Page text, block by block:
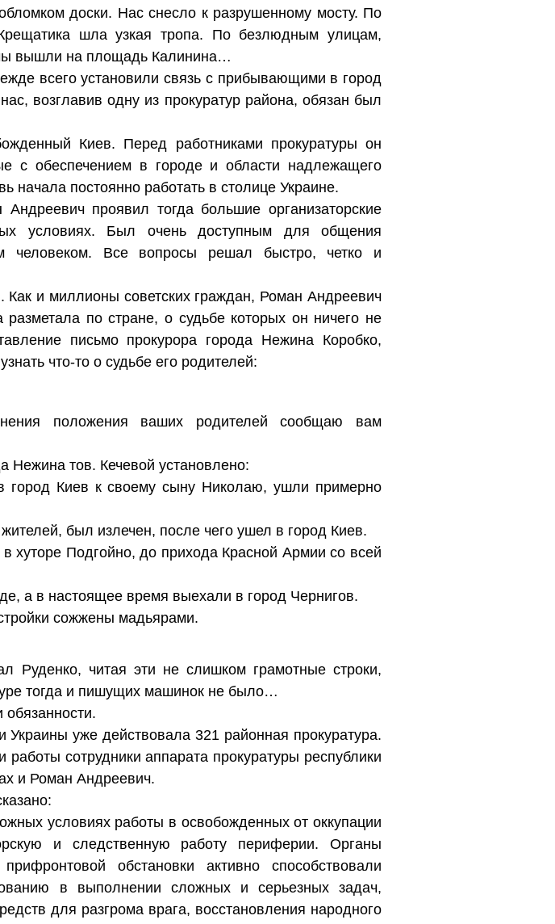
доски. Нас снесло к разрушенному мосту. По
шла узкая тропа. По безлюдным улицам,
вышли на площадь Калинина…
всего установили связь с прибывающими в город
возглавив одну из прокуратур района, обязан был
Киев. Перед работниками прокуратуры он
с обеспечением в городе и области надлежащего
начала постоянно работать в столице Украине.
проявил тогда большие организаторские
условиях. Был очень доступным для общения
человеком. Все вопросы решал быстро, четко и
и миллионы советских граждан, Роман Андреевич
по стране, о судьбе которых он ничего не
письмо прокурора города Нежина Коробко,
что-то о судьбе его родителей:
положения ваших родителей сообщаю вам
Нежина тов. Кечевой установлено:
Киев к своему сыну Николаю, ушли примерно
был излечен, после чего ушел в город Киев.
Подгойно, до прихода Красной Армии со всей
а в настоящее время выехали в город Чернигов.
сожжены мадьярами.
Руденко, читая эти не слишком грамотные строки,
тогда и пишущих машинок не было…
уже действовала 321 районная прокуратура.
сотрудники аппарата прокуратуры республики
и Роман Андреевич.
условиях работы в освобожденных от оккупации
и следственную работу периферии. Органы
обстановки активно способствовали
в выполнении сложных и серьезных задач,
для разгрома врага, восстановления народного